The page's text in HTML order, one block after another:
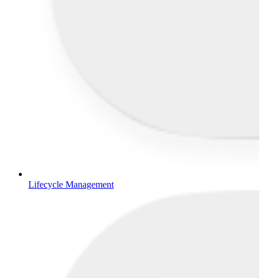
Lifecycle Management